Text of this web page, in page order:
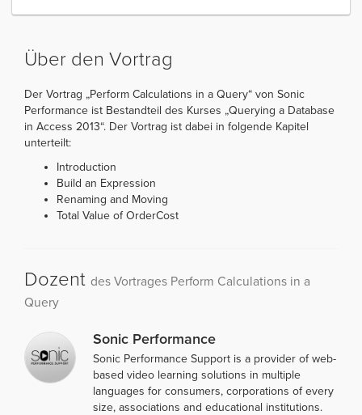
Über den Vortrag
Der Vortrag „Perform Calculations in a Query“ von Sonic
Performance ist Bestandteil des Kurses „Querying a Database
in Access 2013“. Der Vortrag ist dabei in folgende Kapitel
unterteilt:
Introduction
Build an Expression
Renaming and Moving
Total Value of OrderCost
Dozent des Vortrages Perform Calculations in a
Query
Sonic Performance
Sonic Performance Support is a provider of web-
based video learning solutions in multiple
languages for consumers, corporations of every
size, associations and educational institutions.